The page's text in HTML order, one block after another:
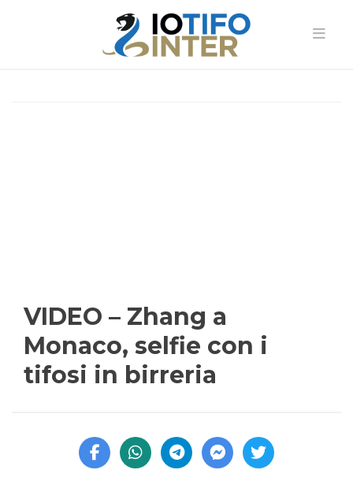
VIDEO – Zhang a
Monaco, selfie con i
tifosi in birreria